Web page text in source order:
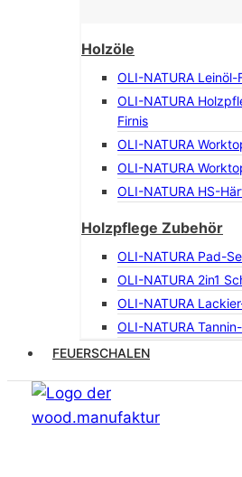
Holzöle
OLI-NATURA Leinöl-
OLI-NATURA
Firnis
OLI-NATURA
OLI-NATURA
OLI-NATURA HS-
Holzpflege Zubehör
OLI-NATURA Pad-
OLI-NATURA 2in1
OLI-NATURA
OLI-NATURA
FEUERSCHALEN